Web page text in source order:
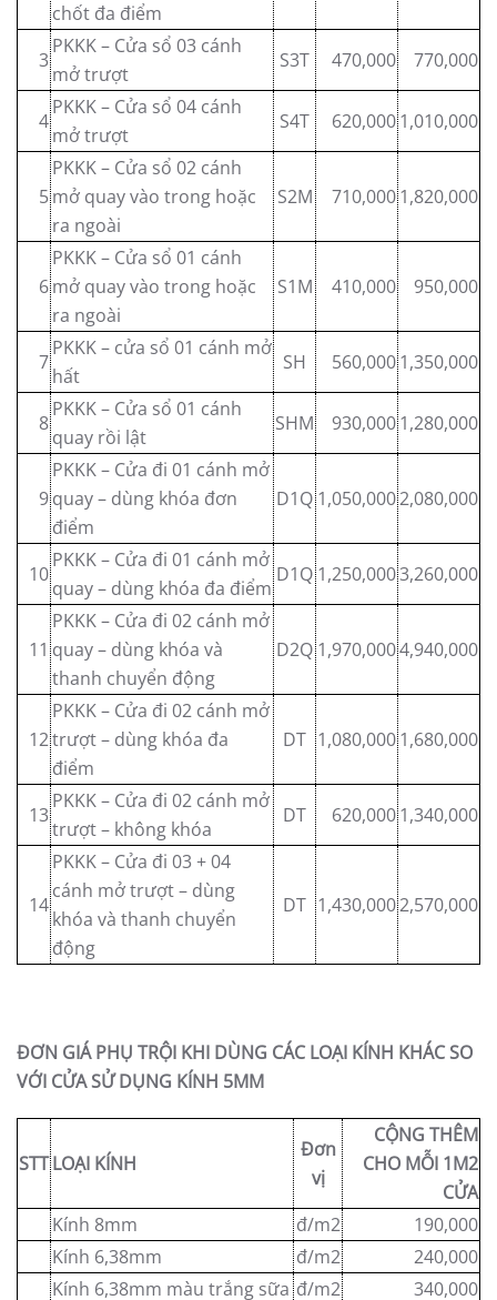
chốt đa điểm
3
PKKK – Cửa sổ 03 cánh
mở trượt
S3T 470,000 770,000
4
PKKK – Cửa sổ 04 cánh
mở trượt
S4T 620,0001,010,000
5
PKKK – Cửa sổ 02 cánh
mở quay vào trong hoặc
ra ngoài
S2M 710,0001,820,000
6
PKKK – Cửa sổ 01 cánh
mở quay vào trong hoặc
ra ngoài
S1M 410,000 950,000
7
PKKK – cửa sổ 01 cánh mở
hất
SH 560,0001,350,000
8
PKKK – Cửa sổ 01 cánh
quay rồi lật
SHM 930,0001,280,000
9
PKKK – Cửa đi 01 cánh mở
quay – dùng khóa đơn
điểm
D1Q 1,050,0002,080,000
10
PKKK – Cửa đi 01 cánh mở
quay – dùng khóa đa điểm
D1Q 1,250,0003,260,000
11
PKKK – Cửa đi 02 cánh mở
quay – dùng khóa và
thanh chuyển động
D2Q 1,970,0004,940,000
12
PKKK – Cửa đi 02 cánh mở
trượt – dùng khóa đa
điểm
DT 1,080,0001,680,000
13
PKKK – Cửa đi 02 cánh mở
trượt – không khóa
DT 620,0001,340,000
14
PKKK – Cửa đi 03 + 04
cánh mở trượt – dùng
khóa và thanh chuyển
động
DT 1,430,0002,570,000
ĐƠN GIÁ PHỤ TRỘI KHI DÙNG CÁC LOẠI KÍNH KHÁC SO
VỚI CỬA SỬ DỤNG KÍNH 5MM
STTLOẠI KÍNH
Đơn
vị
CỘNG THÊM
CHO MỖI 1M2
CỬA
Kính 8mm
đ/m2
190,000
Kính 6,38mm
đ/m2
240,000
Kính 6,38mm màu trắng sữa đ/m2
340,000